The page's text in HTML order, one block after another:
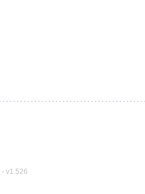
- v1.526